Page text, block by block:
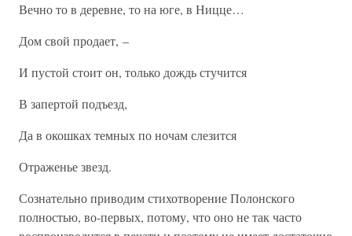
Вечно то в деревне, то на юге, в Ницце…
Дом свой продает, –
И пустой стоит он, только дождь стучится
В запертой подъезд,
Да в окошках темных по ночам слезится
Отраженье звезд.
Сознательно приводим стихотворение Полонского
полностью, во-первых, потому, что оно не так часто